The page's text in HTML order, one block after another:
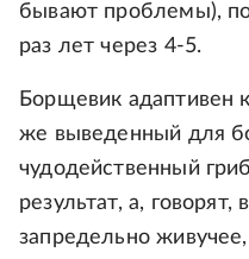
бывают проблемы),
раз лет через 4-5.
Борщевик адаптивен
же выведенный для
чудодейственный
результат, а,
запредельно